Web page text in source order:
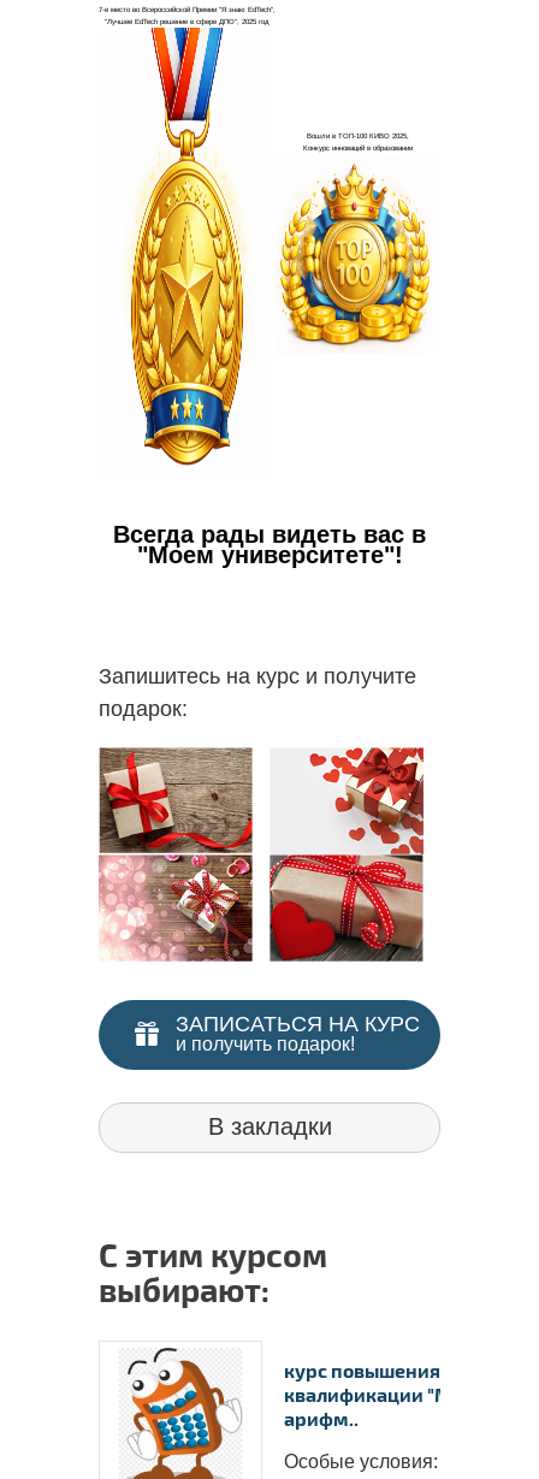
Всегда рады видеть вас в
"Моем университете"!
Запишитесь на курс и получите
подарок:
ЗАПИСАТЬСЯ НА КУРС
и получить подарок!
В закладки
С этим курсом
выбирают:
курс повышения
квалификации
арифм..
Особые условия: &nbs..